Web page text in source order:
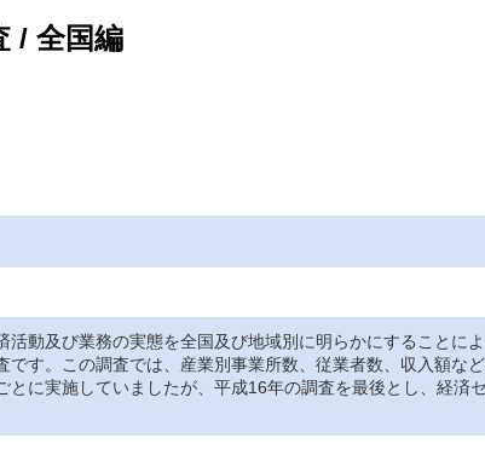
/ 全国編
動及び業務の実態を全国及び地域別に明らかにすることに
す。この調査では、産業別事業所数、従業者数、収入額な
に実施していましたが、平成16年の調査を最後とし、経済